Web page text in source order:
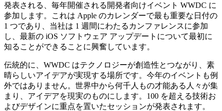
発表される、毎年開催される開発者向けイベント WWDC に
参加します。これは Apple のカレンダーで最も重要な日付の
1 つであり、当社は 1 週間にわたるカンファレンスに参加
し、最新の iOS ソフトウェア アップデートについて最初に
知ることができることに興奮しています。
伝統的に、WWDC はテクノロジーが創造性とつながり、素
晴らしいアイデアが実現する場所です。今年のイベントも例
外ではありません。世界中から何千人もの才能ある人々が集
まり、アイデアを現実のものにします。100 を超える技術お
よびデザインに重点を置いたセッションが発表されます。